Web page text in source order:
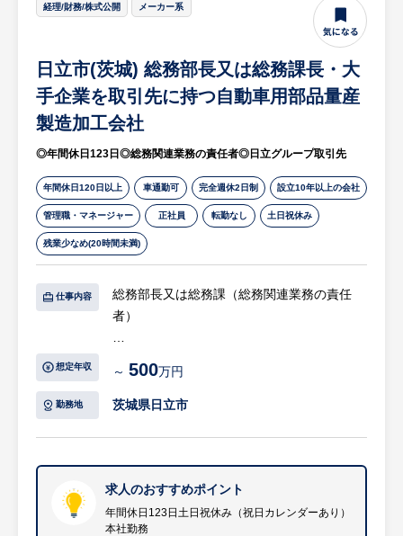
経理/財務/株式公開 メーカー系
日立市(茨城) 総務部長又は総務課長・大
手企業を取引先に持つ自動車用部品量産
製造加工会社
◎年間休日123日◎総務関連業務の責任者◎日立グループ取引先
年間休日120日以上 車通勤可 完全週休2日制 設立10年以上の会社
管理職・マネージャー 正社員 転勤なし 土日祝休み
残業少なめ(20時間未満)
仕事内容
総務部長又は総務課（総務関連業務の責任
者）
・総務業務
①勤怠管理の入力及び管理
④外国人の在留資格申請事務
⑤社会保険の事務
⑥その他
・経理業務
想定年収 ～ 500万円
勤務地 茨城県日立市
求人のおすすめポイント
年間休日123日土日祝休み（祝日カレンダーあり）
本社勤務